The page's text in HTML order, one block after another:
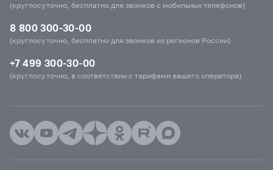
(круглосуточно, бесплатно для звонков с мобильных телефонов)
8 800 300-30-00
(круглосуточно, бесплатно для звонков из регионов России)
+7 499 300-30-00
(круглосуточно, в соответствии с тарифами вашего оператора)